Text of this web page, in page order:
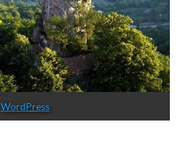
WordPress